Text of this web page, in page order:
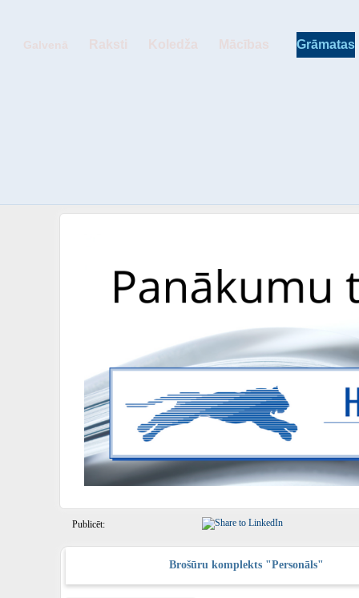
Galvenā Raksti Koledža Mācības Grāmatas
Publicēt:
Brošūru komplekts "Personāls"